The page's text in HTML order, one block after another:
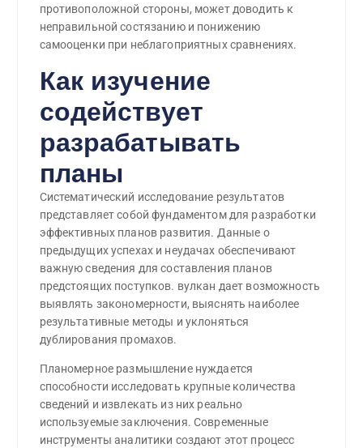
противоположной стороны, может доводить к
неправильной состязанию и понижению
самооценки при неблагоприятных сравнениях.
Как изучение
содействует
разрабатывать
планы
Систематический исследование результатов
представляет собой фундаментом для разработки
эффективных планов развития. Данные о
предыдущих успехах и неудачах обеспечивают
важную сведения для составления планов
предстоящих поступков. вулкан дает возможность
выявлять закономерности, выяснять наиболее
результативные методы и уклоняться
дублирования промахов.
Планомерное размышление нуждается
способности исследовать крупные количества
сведений и извлекать из них реально
используемые заключения. Современные
инструменты аналитики создают этот процесс